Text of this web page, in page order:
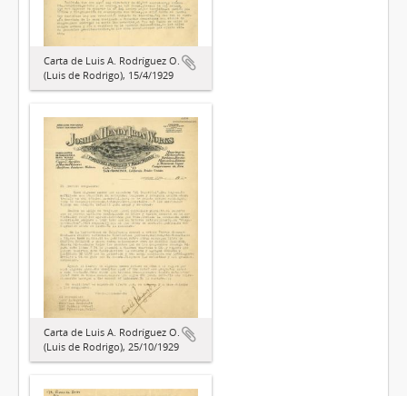
Carta de Luis A. Rodríguez O.
(Luis de Rodrigo), 15/4/1929
Carta de Luis A. Rodríguez O.
(Luis de Rodrigo), 25/10/1929